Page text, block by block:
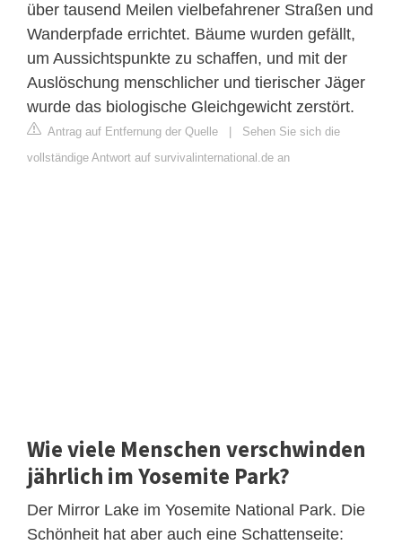
über tausend Meilen vielbefahrener Straßen und
Wanderpfade errichtet. Bäume wurden gefällt,
um Aussichtspunkte zu schaffen, und mit der
Auslöschung menschlicher und tierischer Jäger
wurde das biologische Gleichgewicht zerstört.
Antrag auf Entfernung der Quelle
Sehen Sie sich die
vollständige Antwort auf survivalinternational.de an
Wie viele Menschen verschwinden
jährlich im Yosemite Park?
Der Mirror Lake im Yosemite National Park. Die
Schönheit hat aber auch eine Schattenseite: